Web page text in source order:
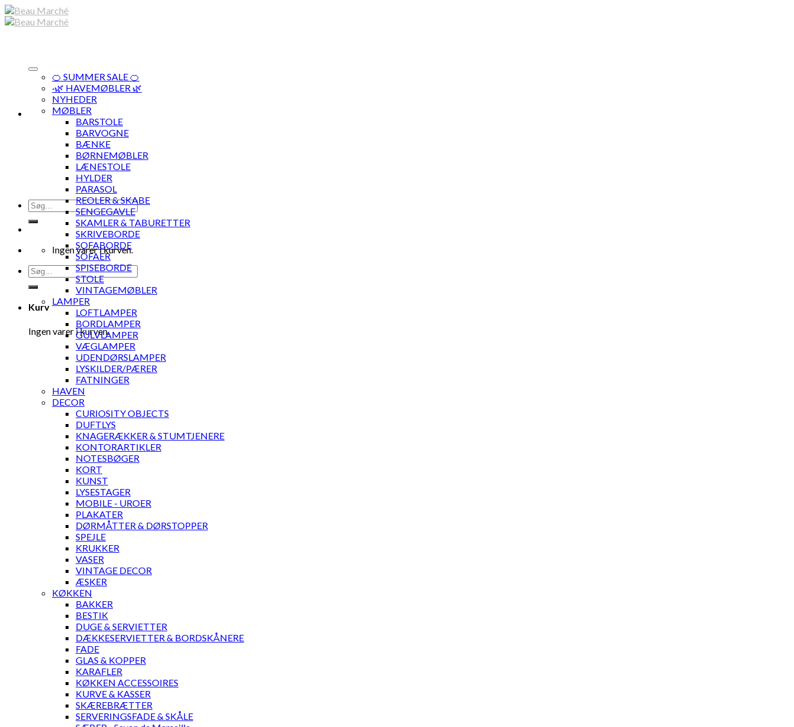
Skip
to
Søg
efter:
Ingen varer i kurven.
Søg
efter:
Kurv
Ingen varer i kurven.
🍊 SUMMER SALE 🍊
·🌿 HAVEMØBLER 🌿
NYHEDER
MØBLER
BARSTOLE
BARVOGNE
BÆNKE
BØRNEMØBLER
LÆNESTOLE
HYLDER
PARASOL
REOLER & SKABE
SENGEGAVLE
SKAMLER & TABURETTER
SKRIVEBORDE
SOFABORDE
SOFAER
SPISEBORDE
STOLE
VINTAGEMØBLER
LAMPER
LOFTLAMPER
BORDLAMPER
GULVLAMPER
VÆGLAMPER
UDENDØRSLAMPER
LYSKILDER/PÆRER
FATNINGER
HAVEN
DECOR
CURIOSITY OBJECTS
DUFTLYS
KNAGERÆKKER & STUMTJENERE
KONTORARTIKLER
NOTESBØGER
KORT
KUNST
LYSESTAGER
MOBILE - UROER
PLAKATER
DØRMÅTTER & DØRSTOPPER
SPEJLE
KRUKKER
VASER
VINTAGE DECOR
ÆSKER
KØKKEN
BAKKER
BESTIK
DUGE & SERVIETTER
DÆKKESERVIETTER & BORDSKÅNERE
FADE
GLAS & KOPPER
KARAFLER
KØKKEN ACCESSOIRES
KURVE & KASSER
SKÆREBRÆTTER
SERVERINGSFADE & SKÅLE